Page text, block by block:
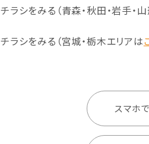
チラシをみる（青森・秋田・岩手・
チラシをみる（宮城・栃木エリアは
スマホ